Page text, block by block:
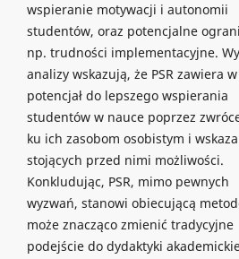
wspieranie motywacji i autonomii
studentów, oraz potencjalne
np. trudności implementacyjne.
analizy wskazują, że PSR zawiera
potencjał do lepszego wspierania
studentów w nauce poprzez
ku ich zasobom osobistym i
stojących przed nimi możliwości.
Konkludując, PSR, mimo pewnych
wyzwań, stanowi obiecującą
może znacząco zmienić tradycyjne
podejście do dydaktyki